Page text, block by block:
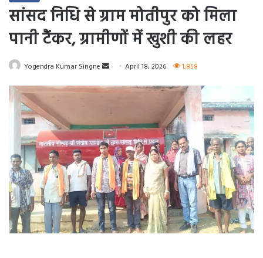
सांसद निधि से ग्राम मोतीपुर को मिला
पानी टैंकर, ग्रामीणों में खुशी की लहर
Yogendra Kumar Singne
Send
email
April 18, 2026 1,858